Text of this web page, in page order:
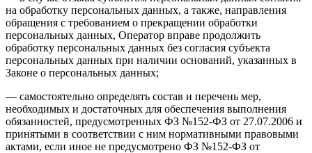
на обработку персональных данных, а также, направления
обращения с требованием о прекращении обработки
персональных данных, Оператор вправе продолжить
обработку персональных данных без согласия субъекта
персональных данных при наличии оснований, указанных в
Законе о персональных данных;
— самостоятельно определять состав и перечень мер,
необходимых и достаточных для обеспечения выполнения
обязанностей, предусмотренных ФЗ №152-ФЗ от 27.07.2006 и
принятыми в соответствии с ним нормативными правовыми
актами, если иное не предусмотрено ФЗ №152-ФЗ от